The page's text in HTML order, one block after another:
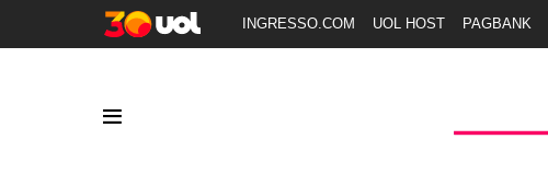
INGRESSO.COM UOL HOST PAGBANK